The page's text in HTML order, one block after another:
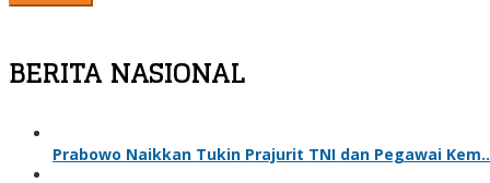
BERITA NASIONAL
Prabowo Naikkan Tukin Prajurit TNI dan Pegawai